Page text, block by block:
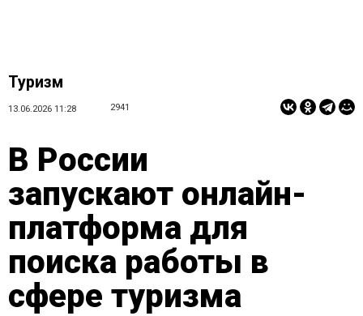
Туризм
13.06.2026 11:28 2941
В России
запускают онлайн-
платформа для
поиска работы в
сфере туризма